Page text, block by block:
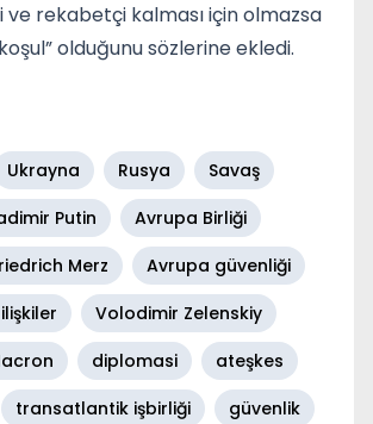
ve rekabetçi kalması için olmazsa
olduğunu sözlerine ekledi.
Ukrayna Rusya
Savaş
Putin
Avrupa Birliği
Merz
Avrupa güvenliği
Volodimir Zelenskiy
diplomasi
ateşkes
transatlantik işbirliği güvenlik